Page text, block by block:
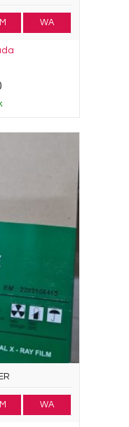
WA
WA